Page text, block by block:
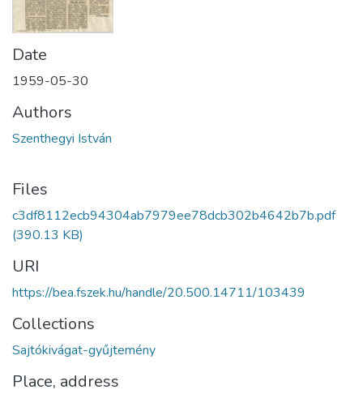
Date
1959-05-30
Authors
Szenthegyi István
Files
c3df8112ecb94304ab7979ee78dcb302b4642b7b.pdf
(390.13 KB)
URI
https://bea.fszek.hu/handle/20.500.14711/103439
Collections
Sajtókivágat-gyűjtemény
Place, address